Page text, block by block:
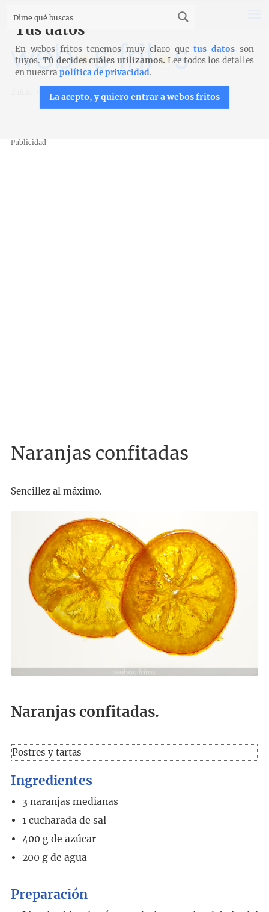
Recetas Postres y tartas > Naranjas confitadas
Publicidad
Naranjas confitadas
Sencillez al máximo.
Naranjas confitadas.
Postres y tartas
Ingredientes
3 naranjas medianas
1 cucharada de sal
400 g de azúcar
200 g de agua
Preparación
Tus datos
En webos fritos tenemos muy claro quetus datos son
tuyos. Tú decides cuáles utilizamos. Lee todos los detalles
en nuestrapolítica de privacidad.
La acepto, y quiero entrar a webos fritos